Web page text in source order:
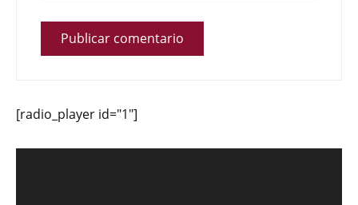
[radio_player id="1"]